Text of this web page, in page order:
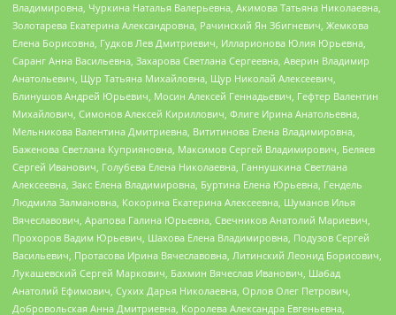
Владимировна, Чуркина Наталья Валерьевна, Акимова Татьяна Николаевна,
Золотарева Екатерина Александровна, Рачинский Ян Збигневич, Жемкова
Елена Борисовна, Гудков Лев Дмитриевич, Илларионова Юлия Юрьевна,
Саранг Анна Васильевна, Захарова Светлана Сергеевна, Аверин Владимир
Анатольевич, Щур Татьяна Михайловна, Щур Николай Алексеевич,
Блинушов Андрей Юрьевич, Мосин Алексей Геннадьевич, Гефтер Валентин
Михайлович, Симонов Алексей Кириллович, Флиге Ирина Анатольевна,
Мельникова Валентина Дмитриевна, Вититинова Елена Владимировна,
Баженова Светлана Куприяновна, Максимов Сергей Владимирович, Беляев
Сергей Иванович, Голубева Елена Николаевна, Ганнушкина Светлана
Алексеевна, Закс Елена Владимировна, Буртина Елена Юрьевна, Гендель
Людмила Залмановна, Кокорина Екатерина Алексеевна, Шуманов Илья
Вячеславович, Арапова Галина Юрьевна, Свечников Анатолий Мариевич,
Прохоров Вадим Юрьевич, Шахова Елена Владимировна, Подузов Сергей
Васильевич, Протасова Ирина Вячеславовна, Литинский Леонид Борисович,
Лукашевский Сергей Маркович, Бахмин Вячеслав Иванович, Шабад
Анатолий Ефимович, Сухих Дарья Николаевна, Орлов Олег Петрович,
Добровольская Анна Дмитриевна, Королева Александра Евгеньевна,